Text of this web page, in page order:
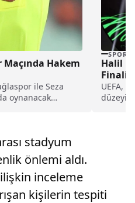
Maçında Hakem
ile Seza
oynanacak
SPOR
Halil
UEFA,
stadyum
önlemi aldı.
inceleme
kişilerin tespiti